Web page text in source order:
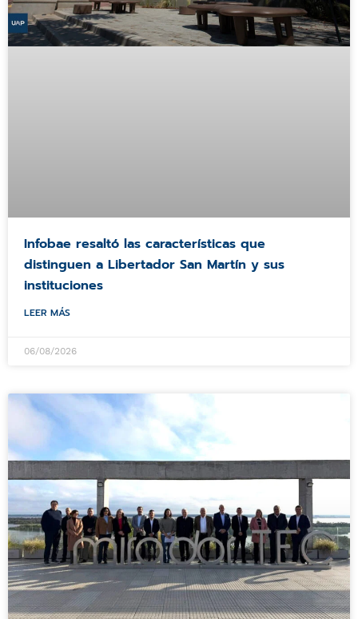
Infobae resaltó las características que
distinguen a Libertador San Martín y sus
instituciones
LEER MÁS
06/08/2026